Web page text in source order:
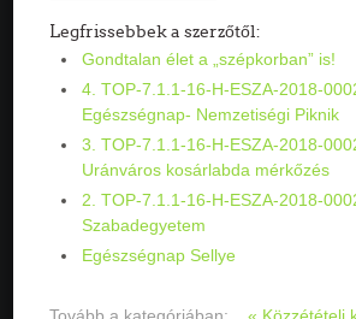
Legfrissebbek a szerzőtől:
Gondtalan élet a „szépkorban” is!
4. TOP-7.1.1-16-H-ESZA-2018-
Egészségnap- Nemzetiségi Piknik
3. TOP-7.1.1-16-H-ESZA-2018-
Uránváros kosárlabda mérkőzés
2. TOP-7.1.1-16-H-ESZA-2018-
Szabadegyetem
Egészségnap Sellye